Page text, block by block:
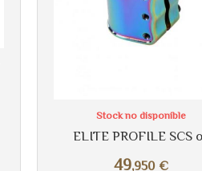
ELITE PROFILE SCS
Stock no disponible